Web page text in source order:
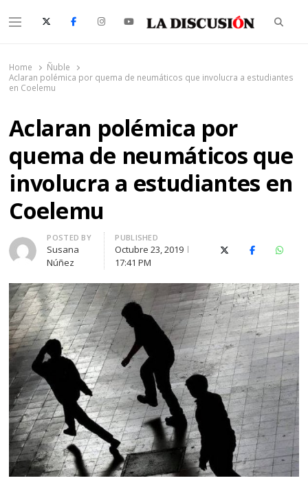
Menu
Home
Ñuble
Aclaran polémica por quema de neumáticos que involucra a estudiantes
en Coelemu
Aclaran polémica por
quema de neumáticos que
involucra a estudiantes en
Coelemu
Author
POSTED BY
Susana
Núñez
PUBLISHED
Octubre 23, 2019
17:41 PM
X (Twitter)Facebook